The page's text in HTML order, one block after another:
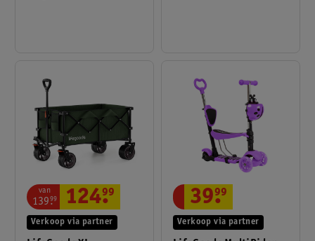
Verkoop via partner
van
139.
99 124.
99
Verkoop via partner
39.
99